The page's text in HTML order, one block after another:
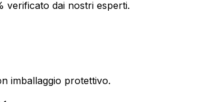
verificato dai nostri esperti.
imballaggio protettivo.